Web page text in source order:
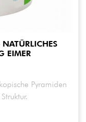
EIMER
Pyramiden